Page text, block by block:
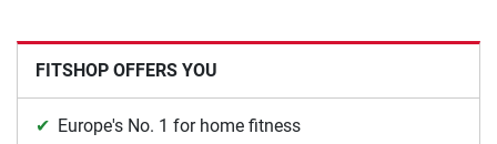
FITSHOP OFFERS YOU
Europe's No. 1 for home fitness